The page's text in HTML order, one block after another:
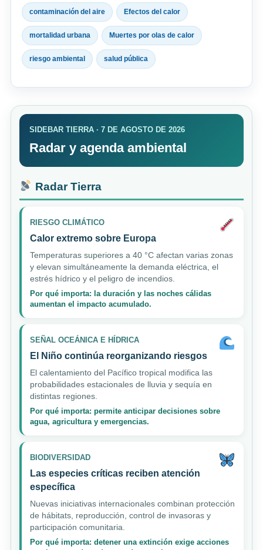
contaminación del aire Efectos del calor
mortalidad urbana Muertes por olas de calor
riesgo ambiental salud pública
SIDEBAR TIERRA · 7 DE AGOSTO DE 2026
Radar y agenda ambiental
Radar Tierra
RIESGO CLIMÁTICO
Calor extremo sobre Europa
Temperaturas superiores a 40 °C afectan varias zonas
y elevan simultáneamente la demanda eléctrica, el
estrés hídrico y el peligro de incendios.
Por qué importa: la duración y las noches cálidas
aumentan el impacto acumulado.
SEÑAL OCEÁNICA E HÍDRICA
El Niño continúa reorganizando riesgos
El calentamiento del Pacífico tropical modifica las
probabilidades estacionales de lluvia y sequía en
distintas regiones.
Por qué importa: permite anticipar decisiones sobre
agua, agricultura y emergencias.
BIODIVERSIDAD
Las especies críticas reciben atención
específica
Nuevas iniciativas internacionales combinan protección
de hábitats, reproducción, control de invasoras y
participación comunitaria.
Por qué importa: detener una extinción exige acciones